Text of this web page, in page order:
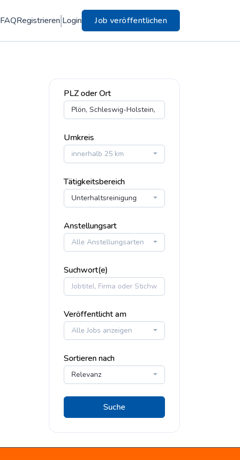
FAQRegistrieren Login Job veröffentlichen
PLZ oder Ort
Umkreis
innerhalb 25 km
Tätigkeitsbereich
Unterhaltsreinigung
Anstellungsart
Alle Anstellungsarten
Suchwort(e)
Veröffentlicht am
Alle Jobs anzeigen
Sortieren nach
Relevanz
Suche